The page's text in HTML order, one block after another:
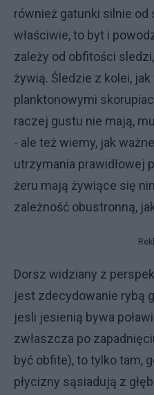
również gatunki silnie od
właściwie, to byt i
zależy od obfitości
żywią. Śledzie z kolei,
planktonowymi
raczej gustu nie mają,
- ale też wiemy, jak
utrzymania prawidłowej
żeru mają żywiące się
zależność obustronną,
Dorsz widziany z
jest zdecydowanie rybą
jesli jesienią bywa
zwłaszcza po
być obfite), to tylko tam,
płycizny sąsiadują z